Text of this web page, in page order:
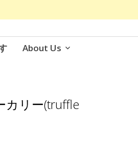
About Us
カリー(truffle